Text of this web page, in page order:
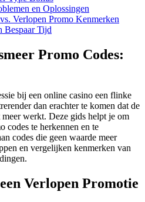
en Oplossingen
Verlopen Promo Kenmerken
Bespaar Tijd
Promo Codes:
bij een online casino een flinke
dan erachter te komen dat de
werkt. Deze gids helpt je om
codes te herkennen en te
codes die geen waarde meer
en vergelijken kenmerken van
Verlopen Promotie